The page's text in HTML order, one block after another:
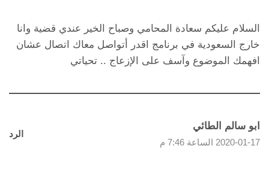
السلام عليكم سعادة المحامي وصباح الخير عندي قضية وانا
خارج السعودية في برنامج اقدر أتواصل معاك اتصال عشان
افهمك الموضوع وآسف على الإزعاج .. تحياتي
ابو سالم الطائي
2020-01-17 الساعة 7:46 م
الرد